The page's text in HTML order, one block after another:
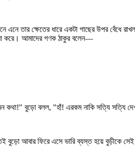
এনে তার ক্ষেতের ধারে একটা গাছের উপর বেঁধে
করে। আমাদের গণক ঠাকুর বলেন—
কথা!" বুড়ো বলল, "হাঁ! এরকম নাকি সত্যি সত্যি
বুড়ো আবার ফিরে এসে ভারি ব্যস্ত হয়ে বুড়ীকে